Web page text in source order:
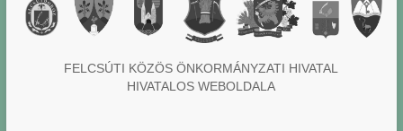
FELCSÚTI KÖZÖS ÖNKORMÁNYZATI HIVATAL
HIVATALOS WEBOLDALA